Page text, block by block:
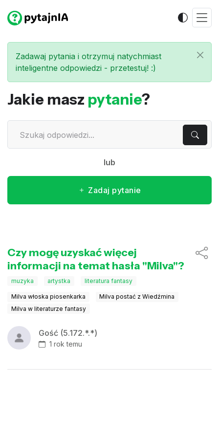
Zadawaj pytania i otrzymuj natychmiast
inteligentne odpowiedzi - przetestuj! :)
Jakie masz pytanie?
lub
Zadaj pytanie
Czy mogę uzyskać więcej
informacji na temat hasła "Milva"?
muzyka artystka literatura fantasy
Milva włoska piosenkarka
Milva postać z Wiedźmina
Milva w literaturze fantasy
Gość (5.172.*.*)
1 rok temu